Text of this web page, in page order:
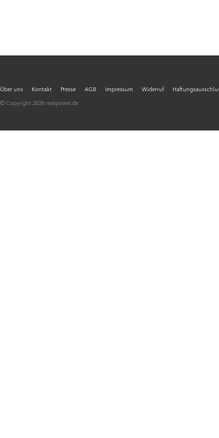
Über uns Kontakt Presse AGB Impressum Widerruf
© Copyright 2026 realpower.de